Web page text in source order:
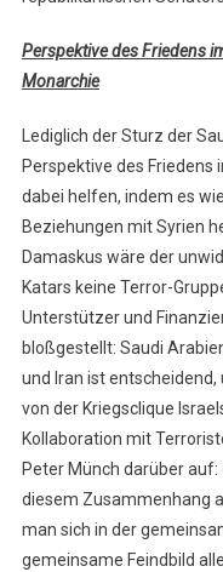
Perspektive des Friedens
Monarchie
Lediglich der Sturz der
Perspektive des
dabei helfen, indem es
Beziehungen mit Syrien
Damaskus wäre der
Katars keine Terror-
Unterstützer und
bloßgestellt: Saudi
und Iran ist
von der Kriegsclique
Kollaboration mit
Peter Münch darüber
diesem Zusammenhang
man sich in der
gemeinsame Feindbild